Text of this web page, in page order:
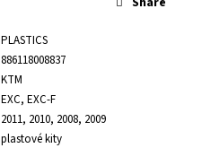
PLASTICS
886118008837
KTM
EXC, EXC-F
2011, 2010, 2008, 2009
plastové kity